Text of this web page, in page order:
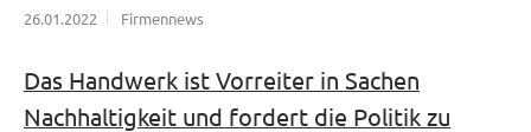
26.01.2022 Firmennews
Das Handwerk ist Vorreiter in Sachen
Nachhaltigkeit und fordert die Politik zu